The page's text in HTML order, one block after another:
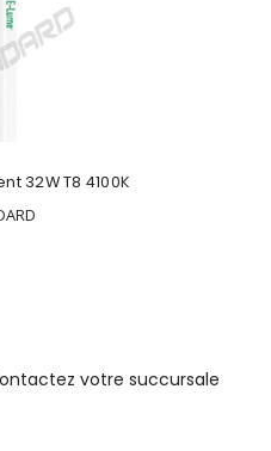
32W T8 4100K
votre succursale